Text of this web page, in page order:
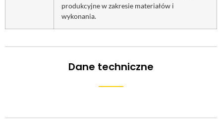
produkcyjne w zakresie materiałów i
wykonania.
Dane techniczne